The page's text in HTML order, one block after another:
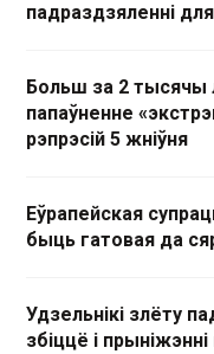
падраздзяленні
Больш за 2 тысячы
папаўненне
рэпрэсій 5 жніўня
Еўрапейская
быць гатовая да
Удзельнікі злёту
збіццё і